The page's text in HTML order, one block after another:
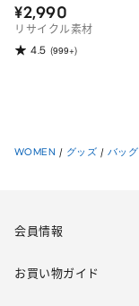
¥2,990
リサイクル素材
4.5 (999+)
WOMEN / グッズ / バッグ
会員情報
お買い物ガイド